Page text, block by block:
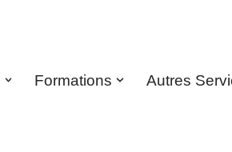
Formations Autres